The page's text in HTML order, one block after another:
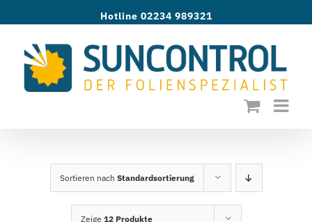
springen
Hotline 02234 989321
Sortieren nach Standardsortierung
Zeige 12 Produkte